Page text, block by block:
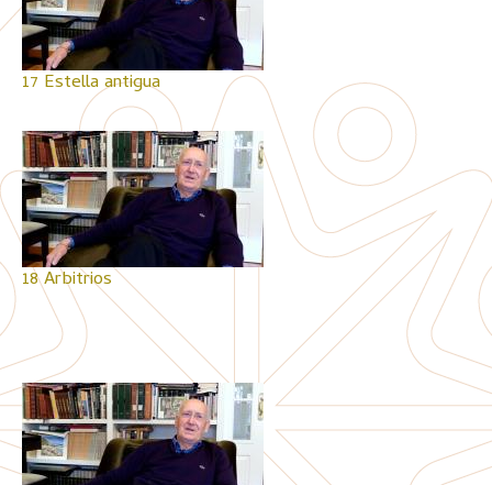
17 Estella antigua
18 Arbitrios